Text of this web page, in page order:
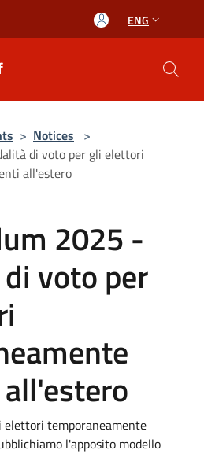
ENG
> Notices >
di voto per gli elettori
all'estero
2025 -
voto per
elettori temporaneamente
l'apposito modello